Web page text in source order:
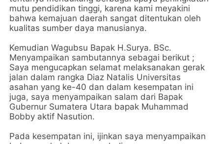
mutu pendidikan tinggi, karena kami meyakini
bahwa kemajuan daerah sangat ditentukan oleh
kualitas sumber daya manusianya.
Kemudian Wagubsu Bapak H.Surya. BSc.
Menyampaikan sambutannya sebagai berikut ;
Saya mengucapkan selamat melaksanakan gerak
jalan dalam rangka Diaz Natalis Universitas
asahan yang ke-40 dan dalam kesempatan ini
juga, saya menyampaikan salam dari Bapak
Gubernur Sumatera Utara bapak Muhammad
Bobby aktif Nasution.
Pada kesempatan ini, ijinkan saya menyampaikan